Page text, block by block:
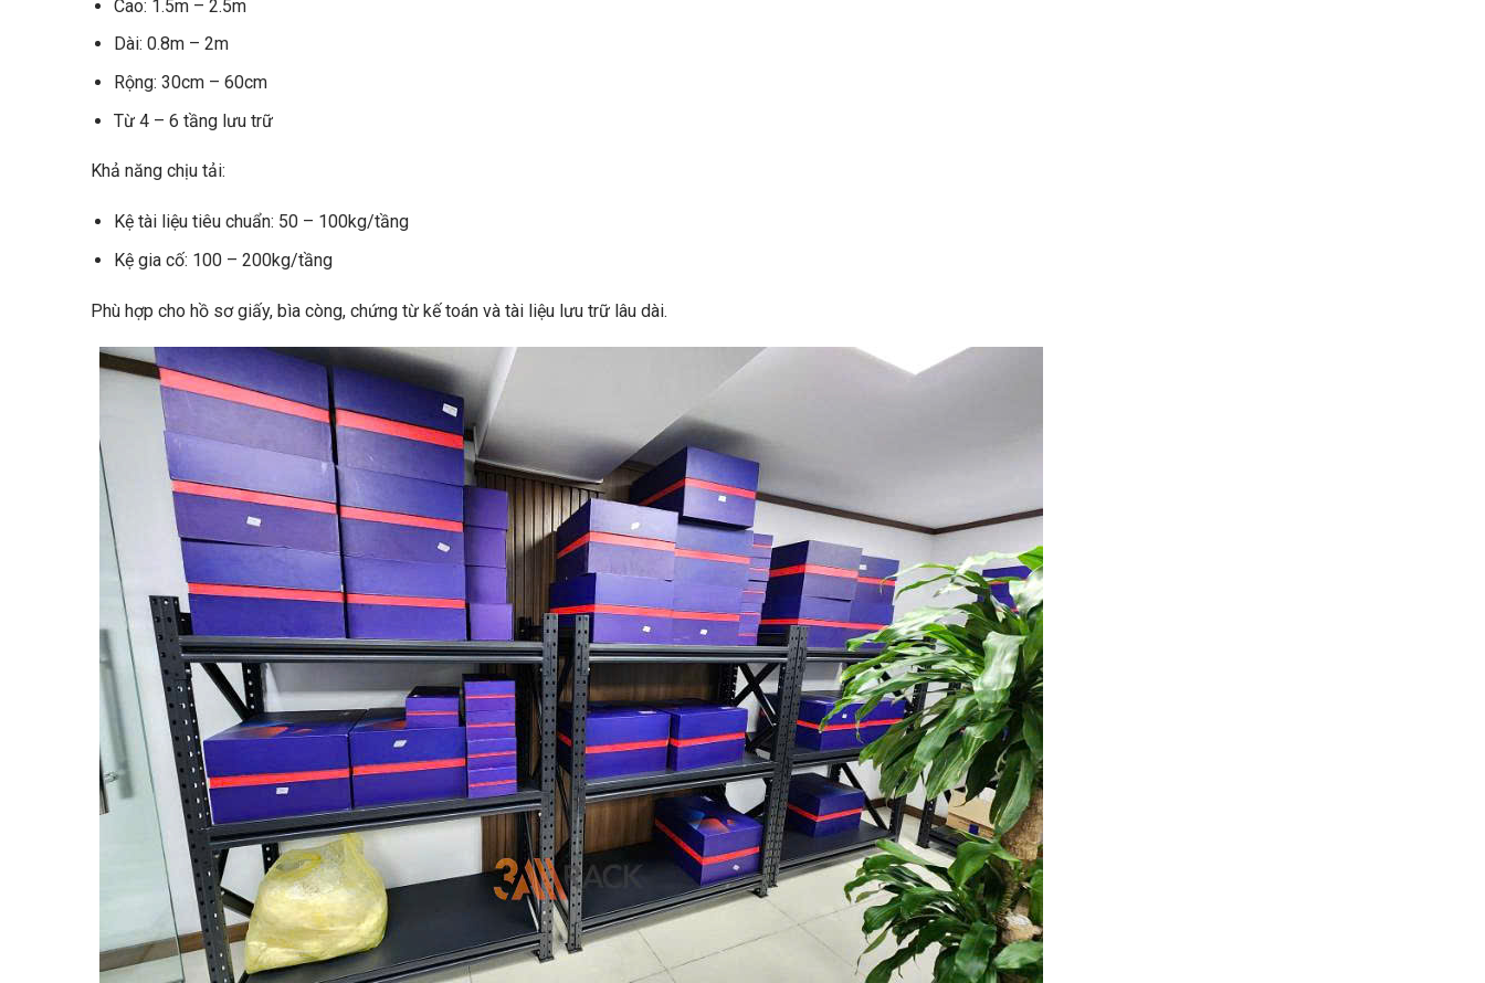
Cao: 1.5m – 2.5m
Dài: 0.8m – 2m
Rộng: 30cm – 60cm
Từ 4 – 6 tầng lưu trữ
Khả năng chịu tải:
Kệ tài liệu tiêu chuẩn: 50 – 100kg/tầng
Kệ gia cố: 100 – 200kg/tầng
Phù hợp cho hồ sơ giấy, bìa còng, chứng từ kế toán và tài liệu lưu trữ lâu dài.